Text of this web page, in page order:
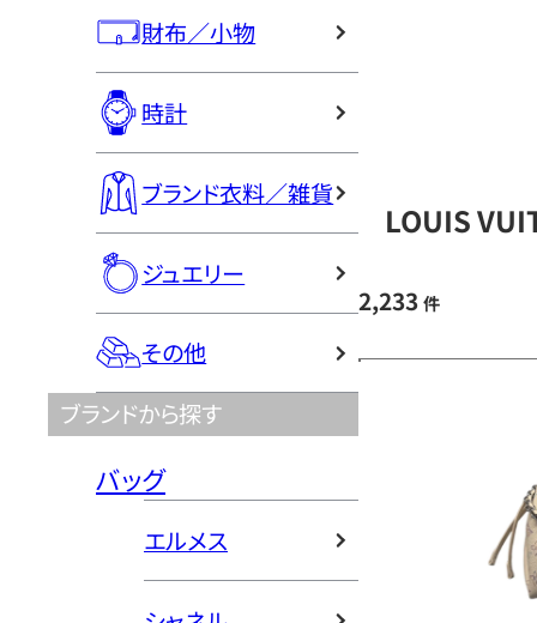
財布／小物
時計
ブランド衣料／雑貨
ジュエリー
その他
ブランドから探す
バッグ
エルメス
LOUIS
2,233 件